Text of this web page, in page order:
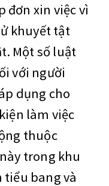
đơn xin việc vì
khuyết tật
Một số luật
với người
dụng cho
làm việc
thuộc
trong khu
bang và